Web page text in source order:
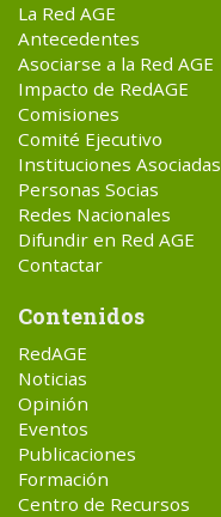
La Red AGE
Antecedentes
Asociarse a la Red AGE
Impacto de RedAGE
Comisiones
Comité Ejecutivo
Instituciones Asociadas
Personas Socias
Redes Nacionales
Difundir en Red AGE
Contactar
Contenidos
RedAGE
Noticias
Opinión
Eventos
Publicaciones
Formación
Centro de Recursos